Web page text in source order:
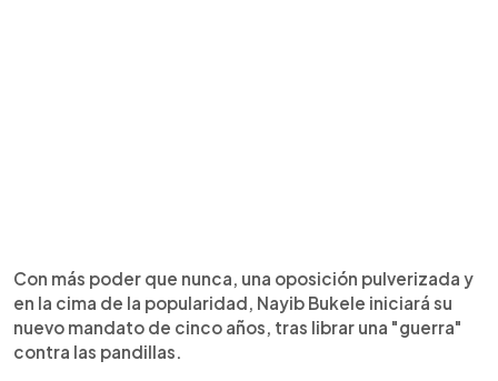
Con más poder que nunca, una oposición pulverizada y
en la cima de la popularidad, Nayib Bukele iniciará su
nuevo mandato de cinco años, tras librar una "guerra"
contra las pandillas.